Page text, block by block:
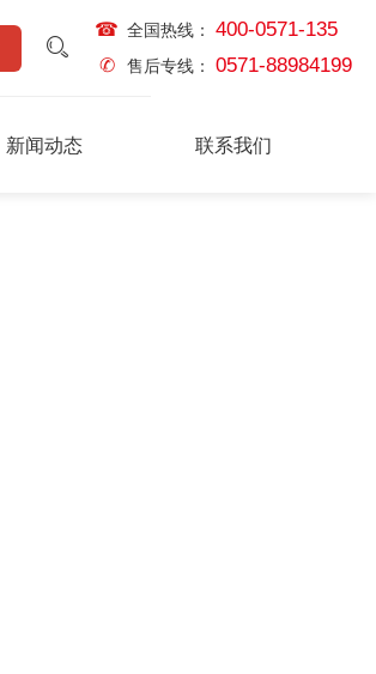
☎ 全国热线： 400-0571-135
✆ 售后专线： 0571-88984199
新闻动态 联系我们